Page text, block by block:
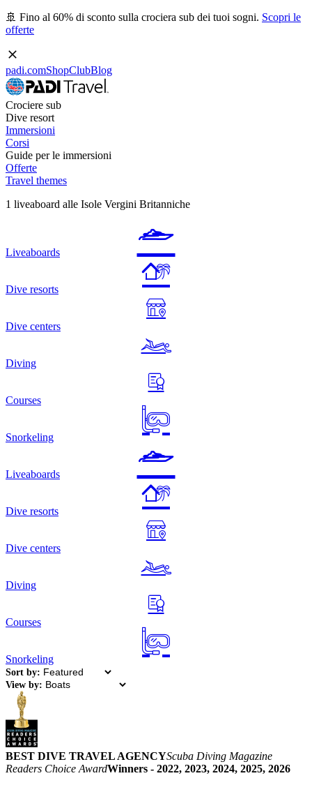
🚢 Fino al 60% di sconto sulla crociera sub dei tuoi sogni. Scopri le
offerte
padi.comShopClubBlog
Crociere sub
Dive resort
Immersioni
Corsi
Guide per le immersioni
Offerte
Travel themes
1 liveaboard alle Isole Vergini Britanniche
Liveaboards
Dive resorts
Dive centers
Diving
Courses
Snorkeling
Liveaboards
Dive resorts
Dive centers
Diving
Courses
Snorkeling
Sort by:
View by:
BEST DIVE TRAVEL AGENCYScuba Diving Magazine
Readers Choice AwardWinners - 2022, 2023, 2024, 2025, 2026